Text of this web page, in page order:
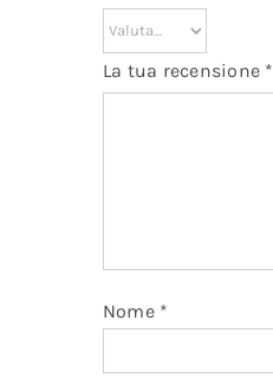
La tua recensione *
Nome *